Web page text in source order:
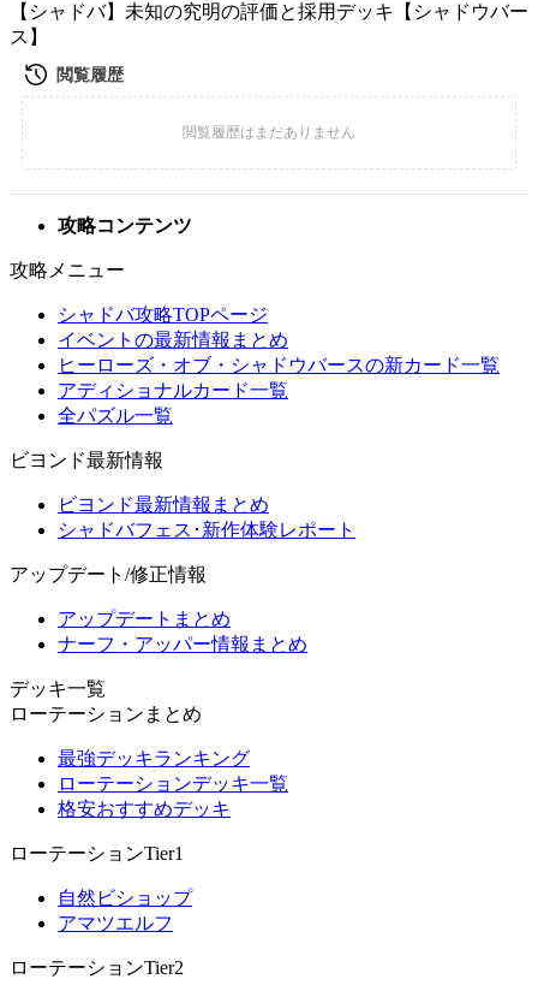
【シャドバ】未知の究明の評価と採用デッキ【シャドウバー
ス】
攻略コンテンツ
攻略メニュー
シャドバ攻略TOPページ
イベントの最新情報まとめ
ヒーローズ・オブ・シャドウバースの新カード一覧
アディショナルカード一覧
全パズル一覧
ビヨンド最新情報
ビヨンド最新情報まとめ
シャドバフェス･新作体験レポート
アップデート/修正情報
アップデートまとめ
ナーフ・アッパー情報まとめ
デッキ一覧
ローテーションまとめ
最強デッキランキング
ローテーションデッキ一覧
格安おすすめデッキ
ローテーションTier1
自然ビショップ
アマツエルフ
ローテーションTier2